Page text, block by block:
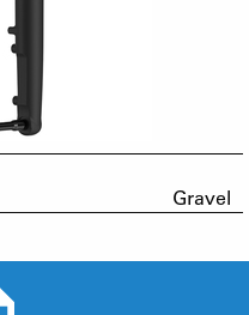
Gravel